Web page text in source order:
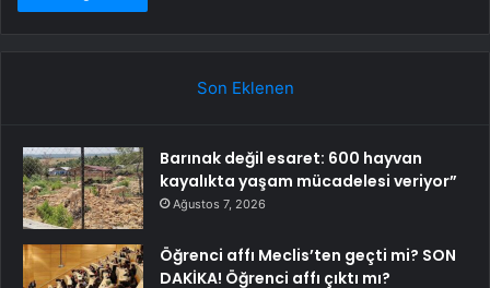
Son Eklenen
Barınak değil esaret: 600 hayvan
kayalıkta yaşam mücadelesi veriyor”
Ağustos 7, 2026
Öğrenci affı Meclis’ten geçti mi? SON
DAKİKA! Öğrenci affı çıktı mı?